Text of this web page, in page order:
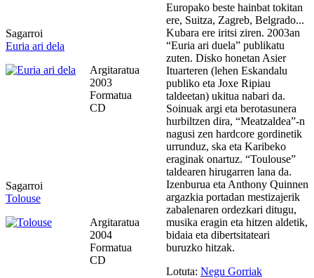
Sagarroi
Euria ari dela
Argitaratua
2003
Formatua
CD
Sagarroi
Tolouse
Argitaratua
2004
Formatua
CD
Europako beste hainbat tokitan
ere, Suitza, Zagreb, Belgrado...
Kubara ere iritsi ziren. 2003an
“Euria ari duela” publikatu
zuten. Disko honetan Asier
Ituarteren (lehen Eskandalu
publiko eta Joxe Ripiau
taldeetan) ukitua nabari da.
Soinuak argi eta berotasunera
hurbiltzen dira, “Meatzaldea”-n
nagusi zen hardcore gordinetik
urrunduz, ska eta Karibeko
eraginak onartuz. “Toulouse”
taldearen hirugarren lana da.
Izenburua eta Anthony Quinnen
argazkia portadan mestizajerik
zabalenaren ordezkari ditugu,
musika eragin eta hitzen aldetik,
bidaia eta dibertsitateari
buruzko hitzak.
Lotuta: Negu Gorriak